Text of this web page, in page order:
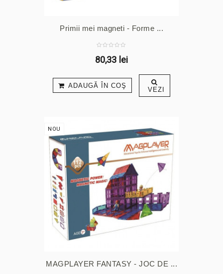
Primii mei magneti - Forme ...
80,33 lei
ADAUGĂ ÎN COŞ VEZI
NOU
MAGPLAYER FANTASY - JOC DE ...